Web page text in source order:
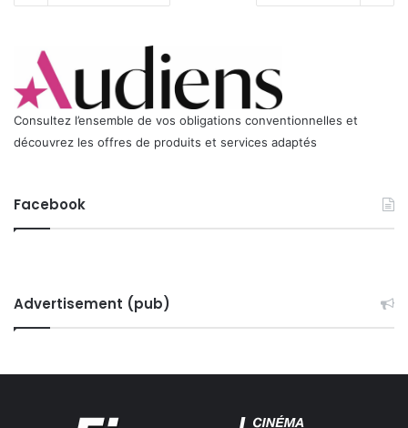
Consultez l’ensemble de vos obligations conventionnelles et
découvrez les offres de produits et services adaptés
Facebook
Advertisement (pub)